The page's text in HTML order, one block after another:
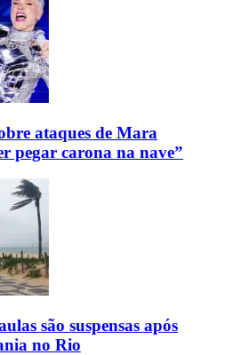
ataques de Mara
pegar carona na nave”
são suspensas após
no Rio